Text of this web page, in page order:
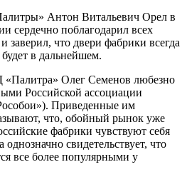
Антон Витальевич Орел в
сердечно поблагодарил всех
заверил, что двери фабрики всегда
в дальнейшем.
«Палитра» Олег Семенов любезно
Российской ассоциации
Приведенные им
что, обойный рынок уже
фабрики чувствуют себя
свидетельствует, что
все более популярными у